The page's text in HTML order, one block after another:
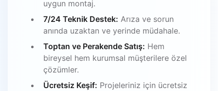
uygun montaj.
7/24 Teknik Destek: Arıza ve sorun
anında uzaktan ve yerinde müdahale.
Toptan ve Perakende Satış: Hem
bireysel hem kurumsal müşterilere özel
çözümler.
Ücretsiz Keşif: Projeleriniz için ücretsiz